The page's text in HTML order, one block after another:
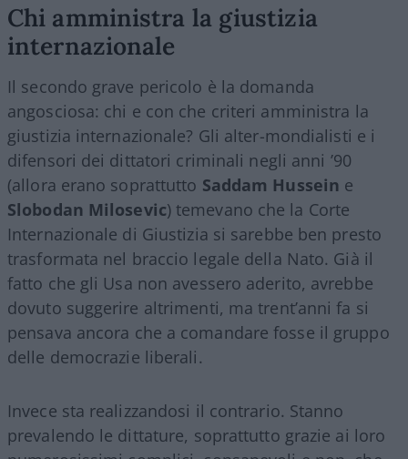
Chi amministra la giustizia
internazionale
Il secondo grave pericolo è la domanda
angosciosa: chi e con che criteri amministra la
giustizia internazionale? Gli alter-mondialisti e i
difensori dei dittatori criminali negli anni ’90
(allora erano soprattutto Saddam Hussein e
Slobodan Milosevic) temevano che la Corte
Internazionale di Giustizia si sarebbe ben presto
trasformata nel braccio legale della Nato. Già il
fatto che gli Usa non avessero aderito, avrebbe
dovuto suggerire altrimenti, ma trent’anni fa si
pensava ancora che a comandare fosse il gruppo
delle democrazie liberali.
Invece sta realizzandosi il contrario. Stanno
prevalendo le dittature, soprattutto grazie ai loro